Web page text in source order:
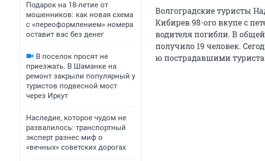
Подарок на 18-летие от
мошенников: как новая схема
с «переоформлением» номера
оставит вас без денег
В поселок просят не
приезжать. В Шаманке на
ремонт закрыли популярный у
туристов подвесной мост
через Иркут
Наследие, которое чудом не
развалилось: транспортный
эксперт разнес миф о
«вечных» советских дорогах
Волгоградские туристы
Кибирев 98-ого вкупе с
водителя погибли. В
получило 19 человек.
ю пострадавшими